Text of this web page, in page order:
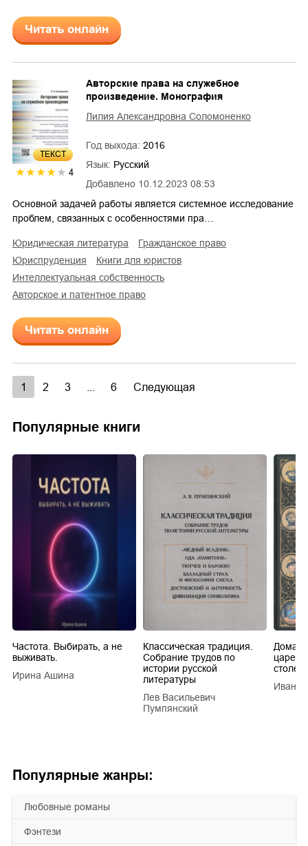
Популярные жанры:
любовные романы
фэнтези
Читать онлайн
ТЕКСТ
4
Добавлено 10.12.2023 08:53
Авторские права на служебное
произведение. Монография
Лилия Александровна Соломоненко
Год выхода: 2016
Язык: Русский
Основной задачей работы является системное исследование
проблем, связанных с особенностями пра…
юридическая литература
гражданское право
юриспруденция
книги для юристов
интеллектуальная собственность
авторское и патентное право
Читать онлайн
1 2 3 6 Следующая
Популярные книги
Частота. Выбирать, а не
выживать.
Ирина Ашина
Классическая традиция.
Собрание трудов по
истории русской
литературы
Лев Васильевич
Пумпянский
царей
Иван